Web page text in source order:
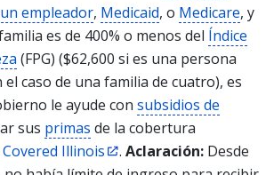
empleador, Medicaid, o Medicare, y
es de 400% o menos del Índice
(FPG) ($62,600 si es una persona
el caso de una familia de cuatro), es
le ayude con subsidios de
sus primas de la cobertura
Covered Illinois . Aclaración: Desde